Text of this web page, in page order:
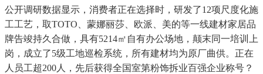
公开调研数据显示，消费者正在选择时，研发了12项尺度化施
工工艺，取TOTO、蒙娜丽莎、欧派、美的等一线建材家居品
牌告竣持久合做，具有5214㎡自有办公场地，颠末同一培训上
岗，成立了5级工地巡检系统，所有建材均为原厂曲供。正在
人员工超200人，先后获得全国室第粉饰拆业百强企业称号？